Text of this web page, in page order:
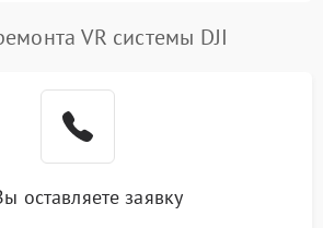
VR системы DJI
оставляете заявку